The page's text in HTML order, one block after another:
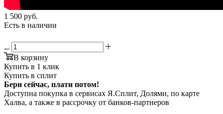
1 500 руб.
Есть в наличии
В корзину
Купить в 1 клик
Купить в сплит
Бери сейчас, плати потом!
Доступна покупка в сервисах Я.Сплит, Долями, по карте
Халва, а также в рассрочку от банков-партнеров